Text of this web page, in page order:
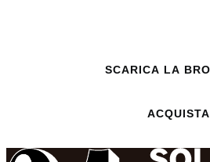
SCARICA LA
ACQUISTA